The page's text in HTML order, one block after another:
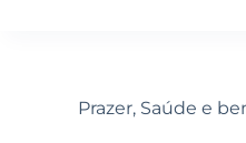
Prazer, Saúde e